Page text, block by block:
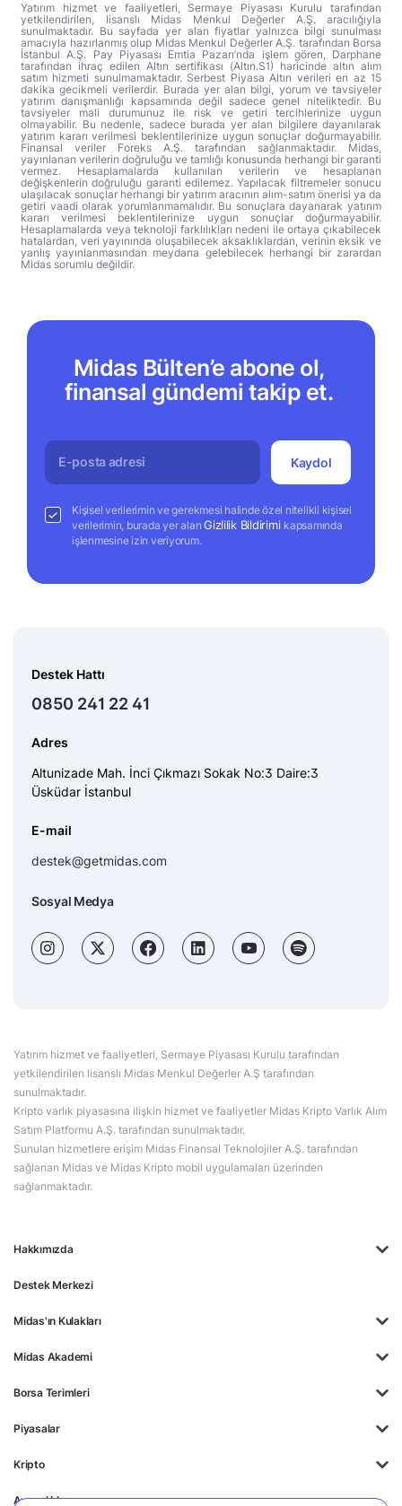
Yatırım hizmet ve faaliyetleri, Sermaye Piyasası Kurulu tarafından
yetkilendirilen, lisanslı Midas Menkul Değerler A.Ş. aracılığıyla
sunulmaktadır. Bu sayfada yer alan fiyatlar yalnızca bilgi sunulması
amacıyla hazırlanmış olup Midas Menkul Değerler A.Ş. tarafından Borsa
İstanbul A.Ş. Pay Piyasası Emtia Pazarı’nda işlem gören, Darphane
tarafından ihraç edilen Altın sertifikası (Altın.S1) haricinde altın alım
satım hizmeti sunulmamaktadır. Serbest Piyasa Altın verileri en az 15
dakika gecikmeli verilerdir. Burada yer alan bilgi, yorum ve tavsiyeler
yatırım danışmanlığı kapsamında değil sadece genel niteliktedir. Bu
tavsiyeler mali durumunuz ile risk ve getiri tercihlerinize uygun
olmayabilir. Bu nedenle, sadece burada yer alan bilgilere dayanılarak
yatırım kararı verilmesi beklentilerinize uygun sonuçlar doğurmayabilir.
Finansal veriler Foreks A.Ş. tarafından sağlanmaktadır. Midas,
yayınlanan verilerin doğruluğu ve tamlığı konusunda herhangi bir garanti
vermez. Hesaplamalarda kullanılan verilerin ve hesaplanan
değişkenlerin doğruluğu garanti edilemez. Yapılacak filtremeler sonucu
ulaşılacak sonuçlar herhangi bir yatırım aracının alım-satım önerisi ya da
getiri vaadi olarak yorumlanmamalıdır. Bu sonuçlara dayanarak yatırım
kararı verilmesi beklentilerinize uygun sonuçlar doğurmayabilir.
Hesaplamalarda veya teknoloji farklılıkları nedeni ile ortaya çıkabilecek
hatalardan, veri yayınında oluşabilecek aksaklıklardan, verinin eksik ve
yanlış yayınlanmasından meydana gelebilecek herhangi bir zarardan
Midas sorumlu değildir.
Midas Bülten’e abone ol,
finansal gündemi takip et.
Kaydol
Kişisel verilerimin ve gerekmesi halinde özel nitelikli kişisel
verilerimin, burada yer alanGizlilik Bildirimi kapsamında
işlenmesine izin veriyorum.
Hakkımızda
Destek Merkezi
Midas'ın Kulakları
Midas Akademi
Borsa Terimleri
Piyasalar
Kripto
Ayrıcalıklar
Destek Hattı
0850 241 22 41
Adres
Altunizade Mah. İnci Çıkmazı Sokak No:3 Daire:3
Üsküdar İstanbul
E-mail
destek@getmidas.com
Sosyal Medya
Yatırım hizmet ve faaliyetleri, Sermaye Piyasası Kurulu tarafından
yetkilendirilen lisanslı Midas Menkul Değerler A.Ş tarafından
sunulmaktadır.
Kripto varlık piyasasına ilişkin hizmet ve faaliyetler Midas Kripto Varlık Alım
Satım Platformu A.Ş. tarafından sunulmaktadır.
Sunulan hizmetlere erişim Midas Finansal Teknolojiler A.Ş. tarafından
sağlanan Midas ve Midas Kripto mobil uygulamaları üzerinden
sağlanmaktadır.